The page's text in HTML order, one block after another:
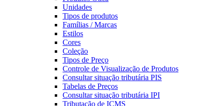
Unidades
Tipos de produtos
Famílias / Marcas
Estilos
Cores
Coleção
Tipos de Preço
Controle de Visualização de Produtos
Consultar situação tributária PIS
Tabelas de Preços
Consultar situação tributária IPI
Tributação de ICMS